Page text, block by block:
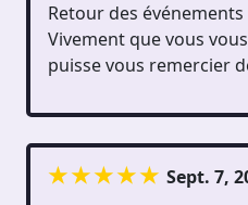
Retour des
Vivement que vous
puisse vous remercier
Sept. 7,